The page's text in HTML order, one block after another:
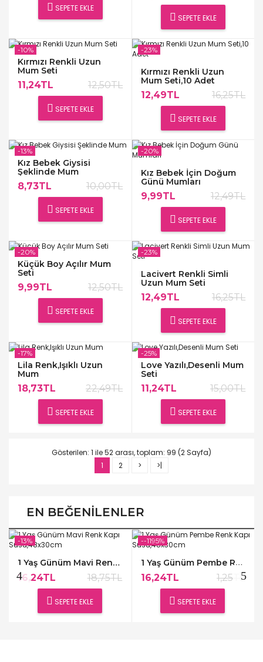
SEPETE EKLE
SEPETE EKLE
Kırmızı Renkli Uzun
Mum Seti
11,24TL 12,50TL
SEPETE EKLE
-10%
Kırmızı Renkli Uzun
Mum Seti,10 Adet
12,49TL 16,25TL
SEPETE EKLE
-23%
Kız Bebek Giysisi
Şeklinde Mum
8,73TL 10,00TL
SEPETE EKLE
-13%
Kız Bebek İçin Doğum
Günü Mumları
9,99TL 12,49TL
SEPETE EKLE
-20%
Küçük Boy Açılır Mum
Seti
9,99TL 12,50TL
SEPETE EKLE
-20%
Lacivert Renkli Simli
Uzun Mum Seti
12,49TL 16,25TL
SEPETE EKLE
-23%
Lila Renk,Işıklı Uzun
Mum
18,73TL 22,49TL
SEPETE EKLE
-17%
Love Yazılı,Desenli Mum
Seti
11,24TL 15,00TL
SEPETE EKLE
-25%
Gösterilen: 1 ile 52 arası, toplam: 99 (2 Sayfa)
1
2 > >|
EN BEĞENILENLER
-13%
1 Yaş Günüm Mavi Renk Kapı Süsü,48x30cm
16,24TL 18,75TL
SEPETE EKLE
--1195%
1 Yaş Günüm Pembe Renk Kapı Süsü,48x30cm
16,24TL 1,25TL
SEPETE EKLE